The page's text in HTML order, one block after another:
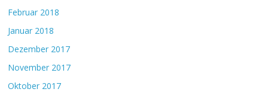
Februar 2018
Januar 2018
Dezember 2017
November 2017
Oktober 2017